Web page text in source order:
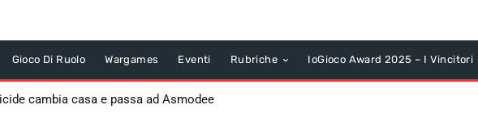
Gioco Di Ruolo Wargames Eventi Rubriche IoGioco Award 2025 – I Vincitori
cambia casa e passa ad Asmodee